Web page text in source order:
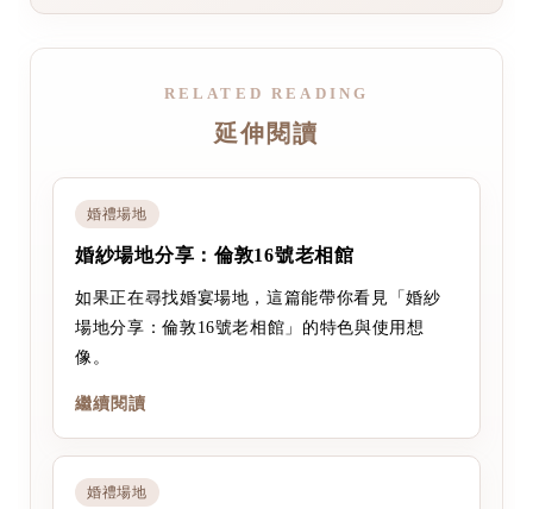
RELATED READING
延伸閱讀
婚禮場地
婚紗場地分享：倫敦16號老相館
如果正在尋找婚宴場地，這篇能帶你看見「婚紗
場地分享：倫敦16號老相館」的特色與使用想
像。
繼續閱讀
婚禮場地